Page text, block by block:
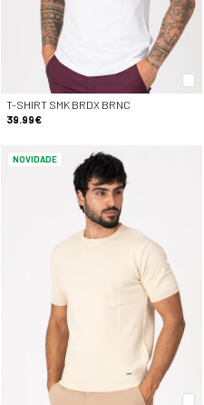
T-SHIRT SMK BRDX BRNC
39.99€
NOVIDADE